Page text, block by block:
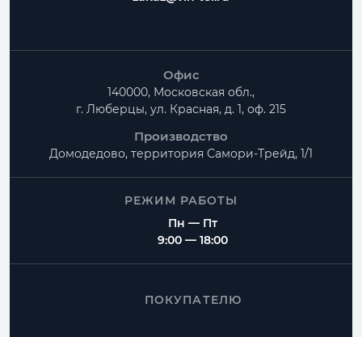
Офис
140000, Московская обл.,
г. Люберцы, ул. Красная, д. 1, оф. 215
Производство
Домодедово, территория Самори-Трейд, 1/1
РЕЖИМ РАБОТЫ
Пн — Пт
9:00 — 18:00
ПОКУПАТЕЛЮ